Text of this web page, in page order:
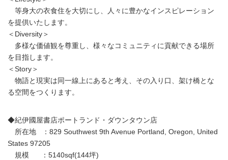
等身大の衣食住を大切にし、人々に豊かなインスピレーション
を提供いたします。
＜Diversity＞
多様な価値観を尊重し、様々なコミュニティに貢献できる場所
を目指します。
＜Story＞
物語と現実は同一線上にあると考え、その入り口、架け橋とな
る空間をつくります。
◆紀伊國屋書店ポートランド・ダウンタウン店
所在地 ：829 Southwest 9th Avenue Portland, Oregon, United
States 97205
規模 ：5140sqf(144坪)